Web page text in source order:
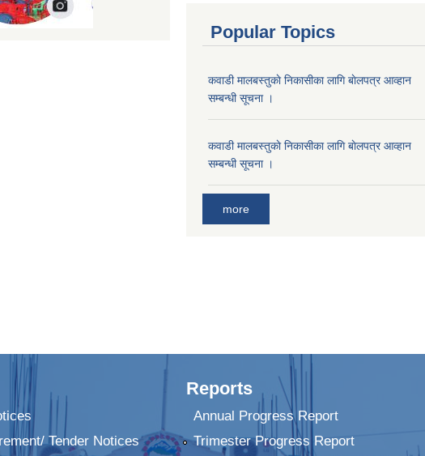
Popular Topics
कवाडी मालबस्तुकाे निकासीका लागि बाेलपत्र आव्हान
सम्बन्धी सूचना ।
कवाडी मालबस्तुकाे निकासीका लागि बाेलपत्र आव्हान
सम्बन्धी सूचना ।
more
Tender Notices
Reports
Annual Progress Report
Trimester Progress Report